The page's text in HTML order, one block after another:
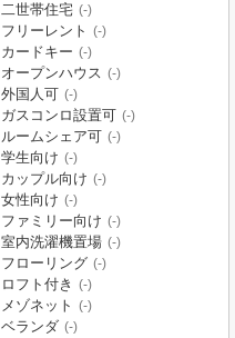
二世帯住宅 (-)
フリーレント (-)
カードキー (-)
オープンハウス (-)
外国人可 (-)
ガスコンロ設置可 (-)
ルームシェア可 (-)
学生向け (-)
カップル向け (-)
女性向け (-)
ファミリー向け (-)
室内洗濯機置場 (-)
フローリング (-)
ロフト付き (-)
メゾネット (-)
ベランダ (-)